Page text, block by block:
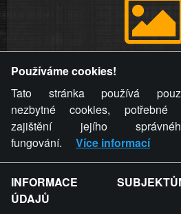
videa a komentáře. Osoba, které se
stránky týče, ani osoba, která
stránku, nemůže z důvodu
komentáře pro výše uvedenou
provozovateli stránky žádný nárok
nemajetkové
ZVRÁCENÝ.CZ - Svět
Používáme cookies!
Tato stránka používá
nezbytné cookies, potřebné
zajištění jejího
fungování.
Více informací
INFORMACE
ÚDAJŮ